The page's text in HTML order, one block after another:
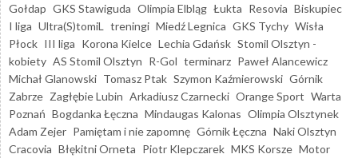
Gołdap GKS Stawiguda Olimpia Elbląg Łukta Resovia Biskupiec
I liga Ultra(S)tomiL treningi Miedź Legnica GKS Tychy Wisła
Płock III liga Korona Kielce Lechia Gdańsk Stomil Olsztyn -
kobiety AS Stomil Olsztyn R-Gol terminarz Paweł Alancewicz
Michał Glanowski Tomasz Ptak Szymon Kaźmierowski Górnik
Zabrze Zagłębie Lubin Arkadiusz Czarnecki Orange Sport Warta
Poznań Bogdanka Łęczna Mindaugas Kalonas Olimpia Olsztynek
Adam Zejer Pamiętam i nie zapomnę Górnik Łęczna Naki Olsztyn
Cracovia Błękitni Orneta Piotr Klepczarek MKS Korsze Motor